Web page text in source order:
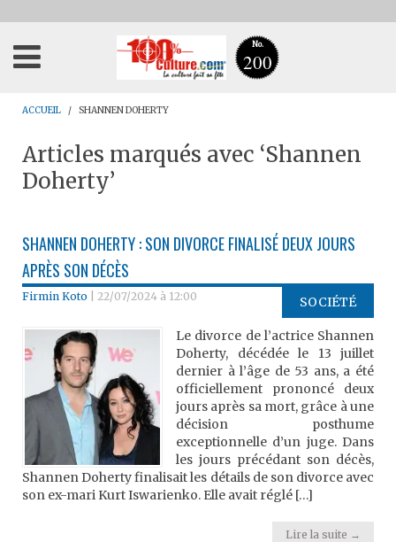
No.
200
ACCUEIL SHANNEN DOHERTY
Articles marqués avec ‘Shannen
Doherty’
SHANNEN DOHERTY : SON DIVORCE FINALISÉ DEUX JOURS
APRÈS SON DÉCÈS
Firmin Koto 22/07/2024 à 12:00 SOCIÉTÉ
Le divorce de l’actrice Shannen
Doherty, décédée le 13 juillet
dernier à l’âge de 53 ans, a été
officiellement prononcé deux
jours après sa mort, grâce à une
décision posthume
exceptionnelle d’un juge. Dans
les jours précédant son décès,
Shannen Doherty finalisait les détails de son divorce avec
son ex-mari Kurt Iswarienko. Elle avait réglé […]
Lire la suite →